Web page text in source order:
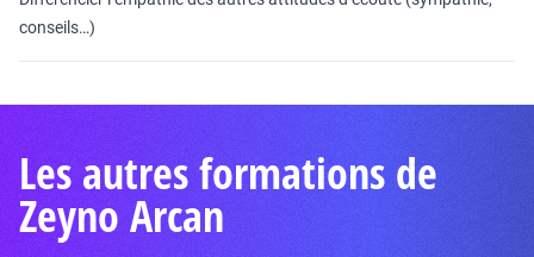
conseils…)
Les autres formations de
Zeyno Arcan